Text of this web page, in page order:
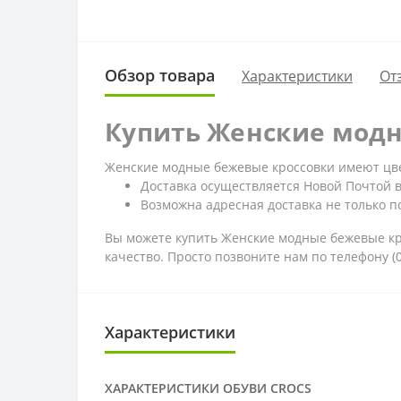
Обзор товара Характеристики
Купить Женские
Женские модные бежевые кроссовки имеют
Доставка осуществляется Новой
Возможна адресная доставка не только
Вы можете купить Женские модные бежевые
качество. Просто позвоните нам по
Характеристики
ХАРАКТЕРИСТИКИ ОБУВИ CROCS